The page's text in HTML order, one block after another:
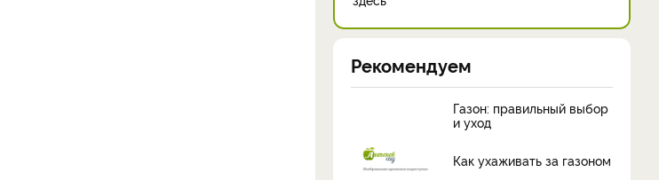
Рекомендуем
Газон: правильный выбор
и уход
Как ухаживать за газоном